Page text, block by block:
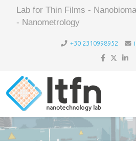
Lab for Thin Films -
- Nanometrology
+30 2310998952